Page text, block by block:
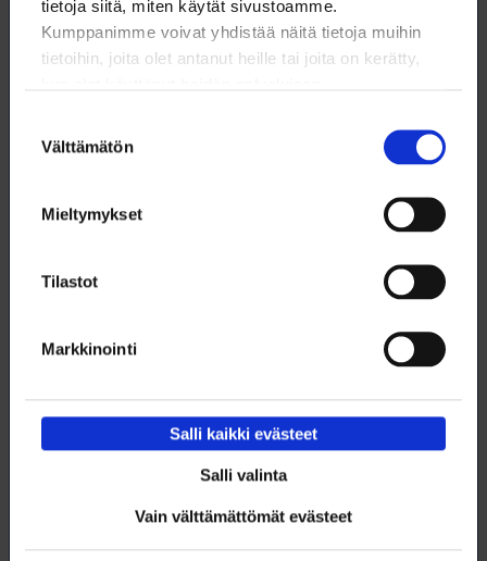
tietoja siitä, miten käytät sivustoamme.
Kumppanimme voivat yhdistää näitä tietoja muihin
tietoihin, joita olet antanut heille tai joita on kerätty,
valinta
Välttämätön
Mieltymykset
Tilastot
Markkinointi
Salli kaikki evästeet
Salli valinta
Vain välttämättömät evästeet
Pesuista kertyvän kuorman määrää ja vaikutusta ei vielä täysin
tunneta.